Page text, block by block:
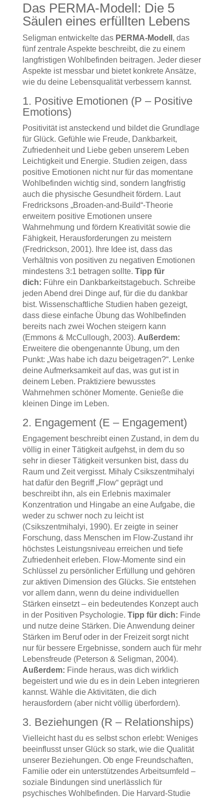
Das PERMA-Modell: Die 5
Säulen eines erfüllten Lebens
Seligman entwickelte das PERMA-Modell , das
fünf zentrale Aspekte beschreibt, die zu einem
langfristigen Wohlbefinden beitragen. Jeder dieser
Aspekte ist messbar und bietet konkrete Ansätze,
wie du deine Lebensqualität verbessern kannst.
1. Positive Emotionen (P – Positive
Emotions)
Positivität ist ansteckend und bildet die Grundlage
für Glück. Gefühle wie Freude, Dankbarkeit,
Zufriedenheit und Liebe geben unserem Leben
Leichtigkeit und Energie. Studien zeigen, dass
positive Emotionen nicht nur für das momentane
Wohlbefinden wichtig sind, sondern langfristig
auch die physische Gesundheit fördern. Laut
Fredricksons „Broaden-and-Build“-Theorie
erweitern positive Emotionen unsere
Wahrnehmung und fördern Kreativität sowie die
Fähigkeit, Herausforderungen zu meistern
(Fredrickson, 2001). Ihre Idee ist, dass das
Verhältnis von positiven zu negativen Emotionen
mindestens 3:1 betragen sollte. Tipp für
dich: Führe ein Dankbarkeitstagebuch. Schreibe
jeden Abend drei Dinge auf, für die du dankbar
bist. Wissenschaftliche Studien haben gezeigt,
dass diese einfache Übung das Wohlbefinden
bereits nach zwei Wochen steigern kann
(Emmons & McCullough, 2003). Außerdem:
Erweitere die obengenannte Übung, um den
Punkt: „Was habe ich dazu beigetragen?“. Lenke
deine Aufmerksamkeit auf das, was gut ist in
deinem Leben. Praktiziere bewusstes
Wahrnehmen schöner Momente. Genieße die
kleinen Dinge im Leben.
2. Engagement (E – Engagement)
Engagement beschreibt einen Zustand, in dem du
völlig in einer Tätigkeit aufgehst, in dem du so
sehr in dieser Tätigkeit versunken bist, dass du
Raum und Zeit vergisst. Mihaly Csikszentmihalyi
hat dafür den Begriff „Flow“ geprägt und
beschreibt ihn, als ein Erlebnis maximaler
Konzentration und Hingabe an eine Aufgabe, die
weder zu schwer noch zu leicht ist
(Csikszentmihalyi, 1990). Er zeigte in seiner
Forschung, dass Menschen im Flow-Zustand ihr
höchstes Leistungsniveau erreichen und tiefe
Zufriedenheit erleben. Flow-Momente sind ein
Schlüssel zu persönlicher Erfüllung und gehören
zur aktiven Dimension des Glücks. Sie entstehen
vor allem dann, wenn du deine individuellen
Stärken einsetzt – ein bedeutendes Konzept auch
in der Positiven Psychologie. Tipp für dich: Finde
und nutze deine Stärken. Die Anwendung deiner
Stärken im Beruf oder in der Freizeit sorgt nicht
nur für bessere Ergebnisse, sondern auch für mehr
Lebensfreude (Peterson & Seligman, 2004).
Außerdem: Finde heraus, was dich wirklich
begeistert und wie du es in dein Leben integrieren
kannst. Wähle die Aktivitäten, die dich
herausfordern (aber nicht völlig überfordern).
3. Beziehungen (R – Relationships)
Vielleicht hast du es selbst schon erlebt: Weniges
beeinflusst unser Glück so stark, wie die Qualität
unserer Beziehungen. Ob enge Freundschaften,
Familie oder ein unterstützendes Arbeitsumfeld –
soziale Bindungen sind unerlässlich für
psychisches Wohlbefinden. Die Harvard-Studie